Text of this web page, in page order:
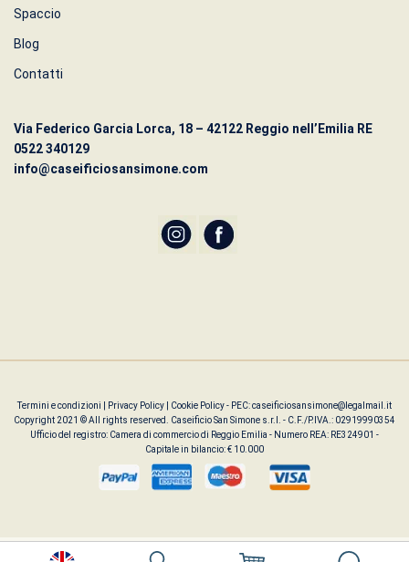
Spaccio
Blog
Contatti
Via Federico Garcia Lorca, 18 – 42122 Reggio nell’Emilia RE
0522 340129
info@caseificiosansimone.com
Termini e condizioni Privacy Policy Cookie Policy- PEC: caseificiosansimone@legalmail.it
Copyright 2021 © All rights reserved. Caseificio San Simone s.r.l. - C.F./P.IVA.: 02919990354
Ufficio del registro: Camera di commercio di Reggio Emilia - Numero REA: RE324901 -
Capitale in bilancio: € 10.000